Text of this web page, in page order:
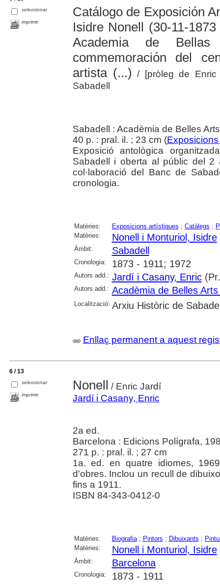
seleccionar
imprimir
Catálogo de Exposición
Isidre Nonell (30-11-
Academia de
commemoración del
artista (...) / [pròleg de
Sabadell
Sabadell : Acadèmia de Belles
40 p. : pral. il. ; 23 cm (
Exposició antològica
Sabadell i oberta al públic del
col·laboració del Banc de
cronologia.
Matèries: Exposicions artístiques ; Catàlegs ;
Matèries:
Nonell i Monturiol, Isidre
Àmbit: Sabadell
Cronologia: 1873 - 1911; 1972
Autors add.: Jardí i Casany, Enric
Autors add.: Acadèmia de Belles
Localització: Arxiu Històric de
Enllaç permanent a aquest
6 / 13
seleccionar
imprimir
Nonell / Enric Jardí
Jardí i Casany, Enric
2a ed.
Barcelona : Edicions Polígrafa,
271 p. : pral. il. ; 27 cm
1a. ed. en quatre idiomes,
d'obres. Inclou un recull de
fins a 1911.
ISBN 84-343-0412-0
Matèries: Biografia; Pintors ; Dibuixants ;
Matèries:
Nonell i Monturiol, Isidre
Àmbit: Barcelona
Cronologia: 1873 - 1911